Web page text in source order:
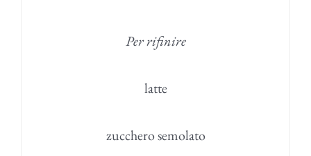
Per rifinire
latte
zucchero semolato